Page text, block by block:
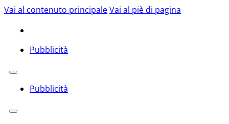
Vai al contenuto principaleVai al piè di pagina
Pubblicità
Pubblicità